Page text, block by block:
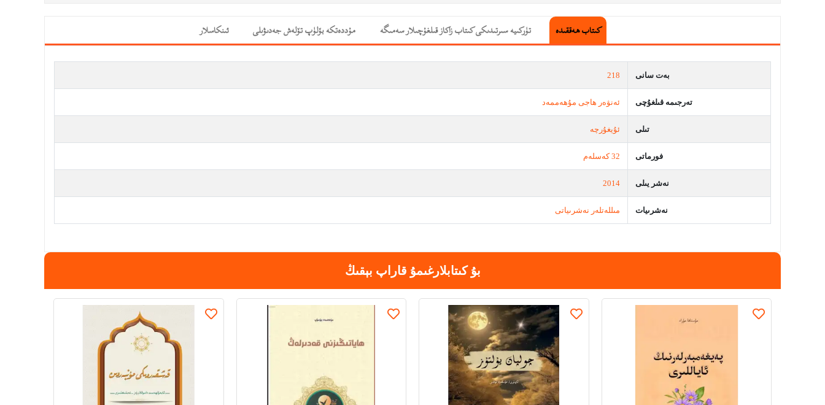
كىتاب ھەققىدە تۈركىيە سىرتىدىكى كىتاب زاكاز قىلغۇچىلار سەمىگە مۇددەتكە بۆلۈپ تۆلەش جەدىۋىلى ئىنكاسلار
بەت سانى 218
تەرجىمە قىلغۇچى ئەنۋەر ھاجى مۇھەممەد
تىلى ئۇيغۇرچە
فورماتى 32 كەسلەم
نەشر يىلى 2014
نەشرىيات مىللەتلەر نەشرىياتى
بۇ كىتابلارغىمۇ قاراپ بېقىڭ